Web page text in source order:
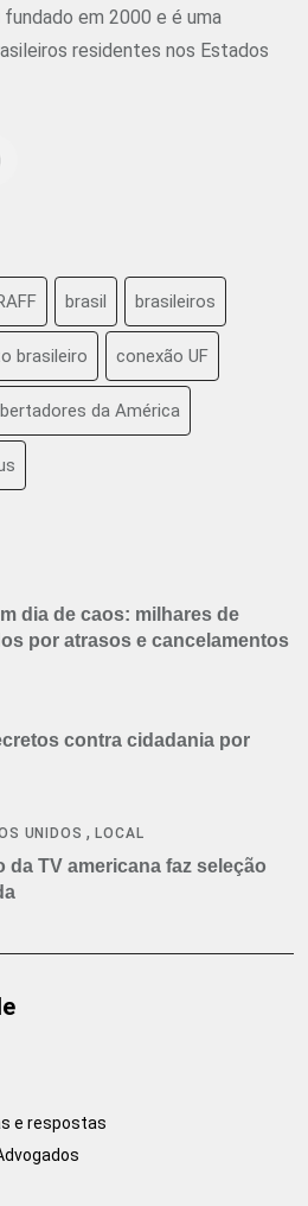
em 2000 e é uma
residentes nos Estados
brasil brasileiros
brasileiro conexão UF
da América
dia de caos: milhares de
por atrasos e cancelamentos
contra cidadania por
UNIDOS ,LOCAL
da TV americana faz seleção
e respostas